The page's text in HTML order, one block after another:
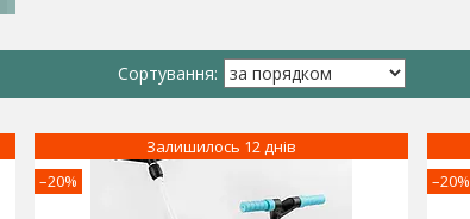
–20%
Залишилось 12 днів
–20%